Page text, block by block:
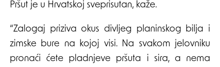
Pršut je u Hrvatskoj sveprisutan, kaže.
“Zalogaj priziva okus divljeg planinskog bilja i
zimske bure na kojoj visi. Na svakom jelovniku
pronaći ćete pladnjeve pršuta i sira, a nema